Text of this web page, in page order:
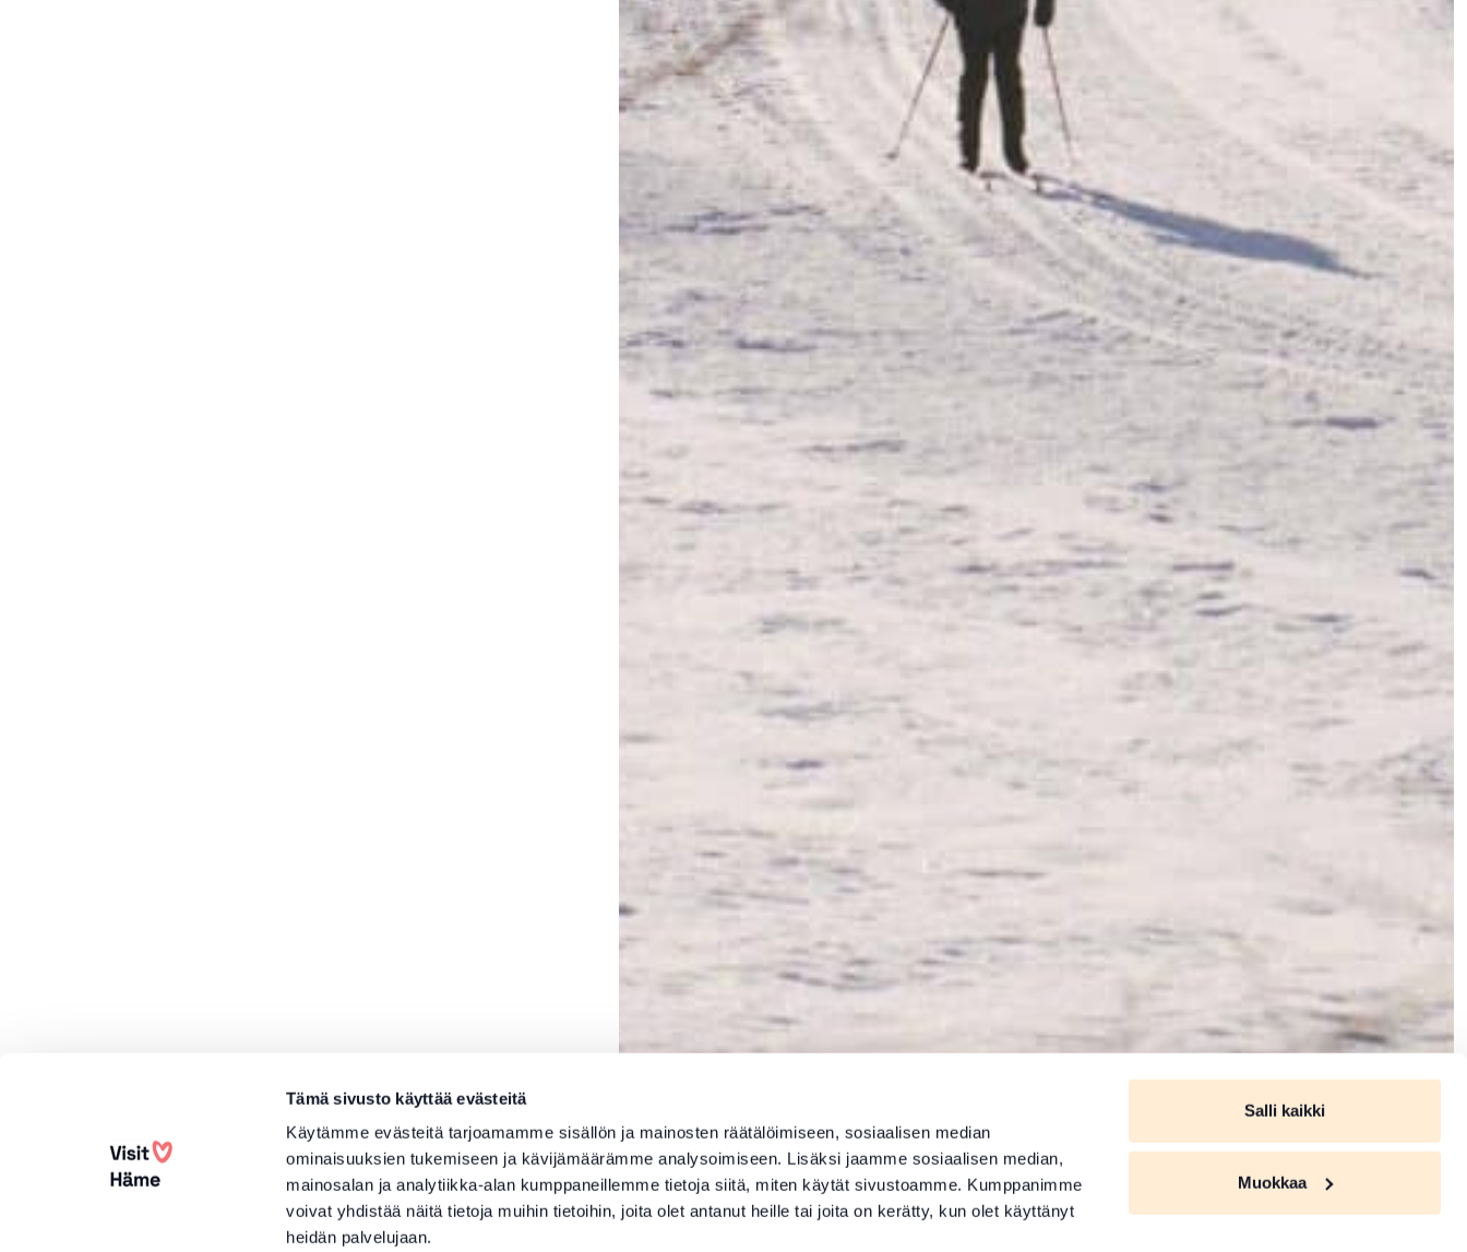
Tämä sivusto käyttää evästeitä
Käytämme evästeitä tarjoamamme sisällön ja mainosten räätälöimiseen, sosiaalisen median
ominaisuuksien tukemiseen ja kävijämäärämme analysoimiseen. Lisäksi jaamme sosiaalisen median,
mainosalan ja analytiikka-alan kumppaneillemme tietoja siitä, miten käytät sivustoamme. Kumppanimme
voivat yhdistää näitä tietoja muihin tietoihin, joita olet antanut heille tai joita on kerätty, kun olet käyttänyt
heidän palvelujaan.
Salli kaikki
Muokkaa